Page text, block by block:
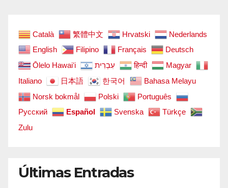
Català 繁體中文 Hrvatski
Nederlands
English
Filipino Français
Deutsch
Ōlelo Hawaiʻi
עִבְרִית हिन्दी
Magyar
Italiano
日本語 한국어
Bahasa Melayu
Norsk bokmål
Polski
Português
Русский
Español Svenska
Türkçe
Zulu
Últimas Entradas